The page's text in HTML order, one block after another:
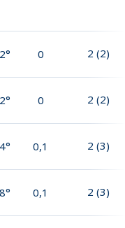
0 2 (2)
0 2 (2)
0,1 2 (3)
0,1 2 (3)